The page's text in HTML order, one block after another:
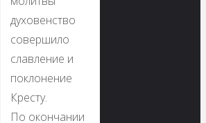
духовенство
совершило
славление и
поклонение
Кресту.
По окончании